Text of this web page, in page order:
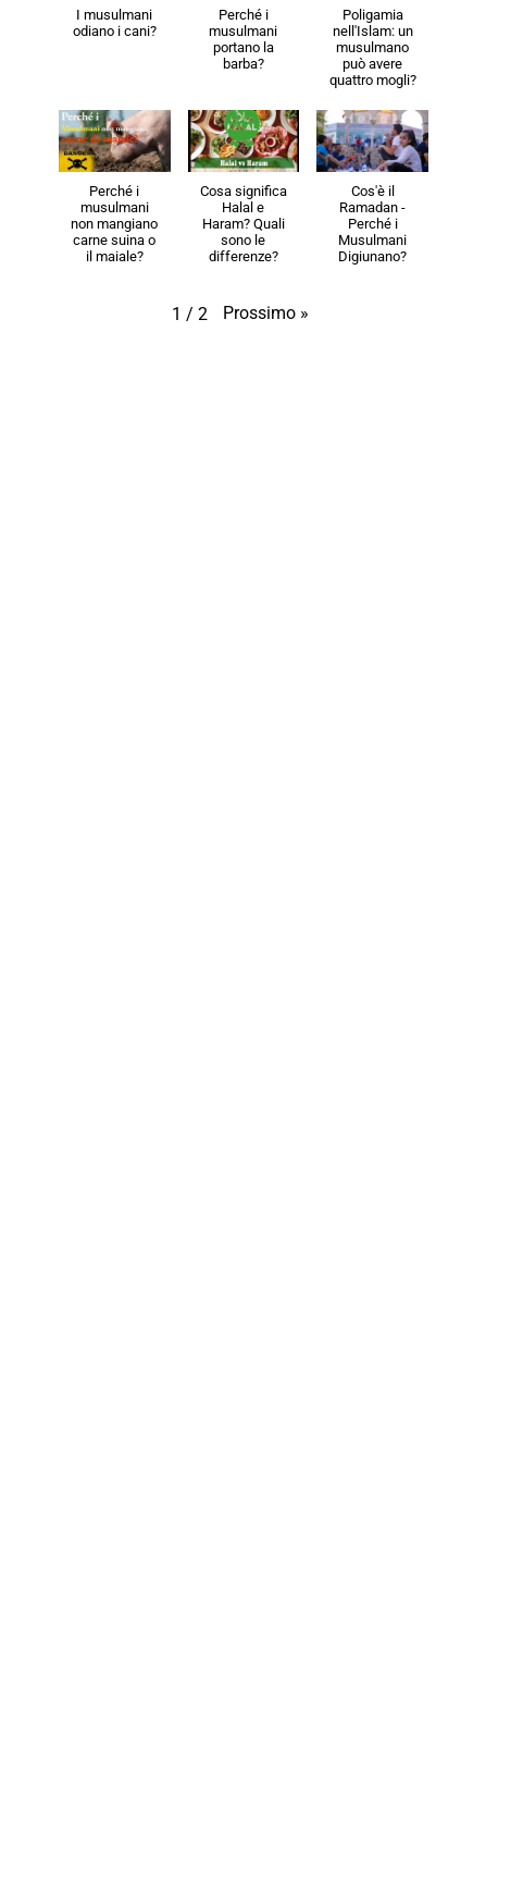
I musulmani
odiano i cani?
Perché i
musulmani
portano la
barba?
Poligamia
nell'Islam: un
musulmano
può avere
quattro mogli?
Perché i
musulmani
non mangiano
carne suina o
il maiale?
Cosa significa
Halal e
Haram? Quali
sono le
differenze?
Cos'è il
Ramadan -
Perché i
Musulmani
Digiunano?
1 / 2 Prossimo »